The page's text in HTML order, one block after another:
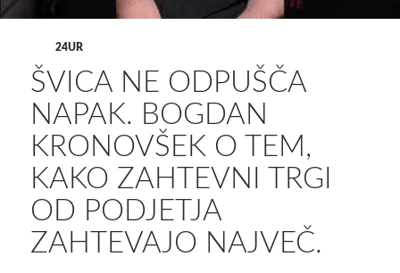
24UR
ŠVICA NE ODPUŠČA
NAPAK. BOGDAN
KRONOVŠEK O TEM,
KAKO ZAHTEVNI TRGI
OD PODJETJA
ZAHTEVAJO NAJVEČ.